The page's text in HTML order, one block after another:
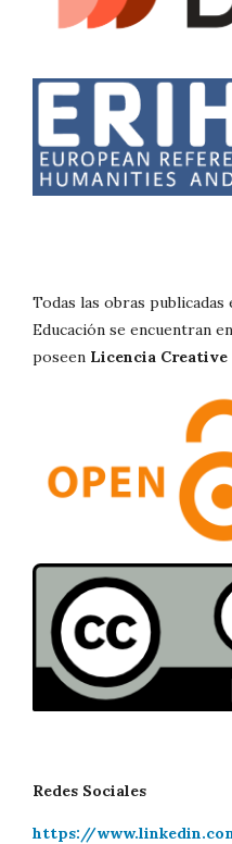
Todas las obras
Educación se encuentran
poseen Licencia Creative
Redes Sociales
https://